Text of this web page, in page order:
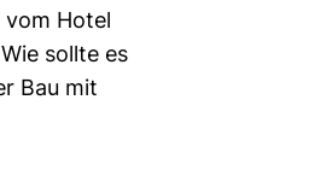
vom Hotel
sollte es
Bau mit